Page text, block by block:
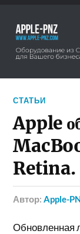
СТАТЬИ
Apple
Retina.
Автор:Apple-
Обновленная